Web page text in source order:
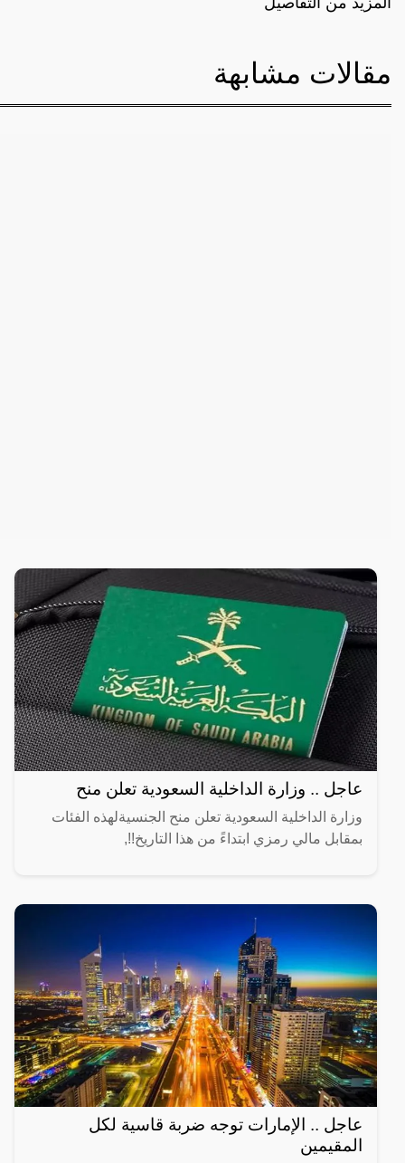
مقالات مشابهة
عاجل .. وزارة الداخلية السعودية تعلن منح
وزارة الداخلية السعودية تعلن منح الجنسيةلهذه الفئات
بمقابل مالي رمزي ابتداءً من هذا التاريخ!!,
عاجل .. الإمارات توجه ضربة قاسية لكل
المقيمين